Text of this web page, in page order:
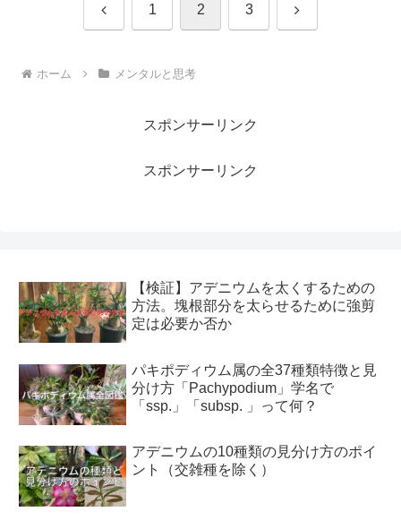
前 1 2 3 次
ホーム メンタルと思考
スポンサーリンク
スポンサーリンク
【検証】アデニウムを太くするための
方法。塊根部分を太らせるために強剪
定は必要か否か
パキポディウム属の全37種類特徴と見
分け方「Pachypodium」学名で
「ssp.」「subsp. 」って何？
アデニウムの10種類の見分け方のポイ
ント（交雑種を除く）